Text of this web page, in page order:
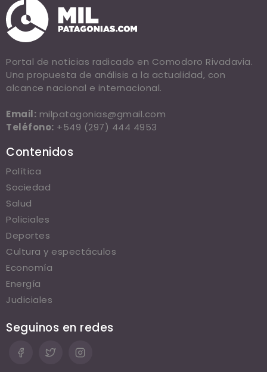
Portal de noticias radicado en Comodoro Rivadavia.
Una propuesta de análisis a la actualidad, con
alcance nacional e internacional.
Email: milpatagonias@gmail.com
Teléfono: +549 (297) 444 4953
Contenidos
Política
Sociedad
Salud
Policiales
Deportes
Cultura y espectáculos
Economía
Energía
Judiciales
Seguinos en redes